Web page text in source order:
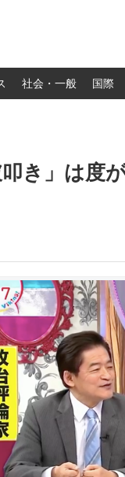
社会・一般 国際
き」は度